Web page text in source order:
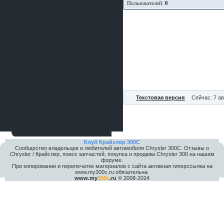
Пользователей:0
Текстовая версия Сейчас: 7
Клуб Крайслер 300C
Сообщество владельцев и любителей автомобиля Chrysler 300С. Отзывы о
Chrysler / Крайслер, поиск запчастей, покупка и продажа Chrysler 300 на нашем
форуме.
При копировании и перепечатке материалов с сайта активная гиперссылка на
www.my300c.ru обязательна.
www.my300c.ru © 2008-2024